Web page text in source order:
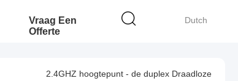
Dutch
Vraag Een
Offerte
2.4GHZ hoogtepunt - de duplex Draadloze